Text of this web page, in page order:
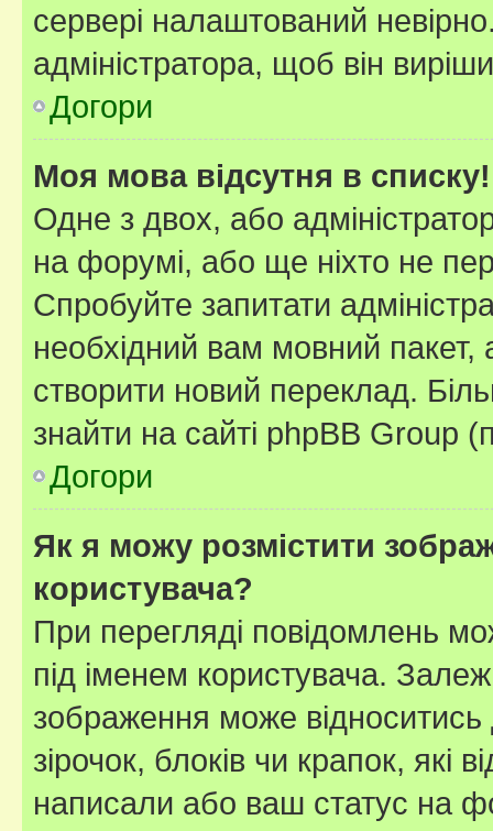
сервері налаштований
адміністратора, щоб він
Догори
Моя мова відсутня в списку!
Одне з двох, або
на форумі, або ще ніхто не
Спробуйте запитати
необхідний вам мовний
створити новий переклад.
знайти на сайті phpBB Group
Догори
Як я можу розмістити
користувача?
При перегляді повідомлень
під іменем користувача.
зображення може відноситись
зірочок, блоків чи крапок, які
написали або ваш статус на